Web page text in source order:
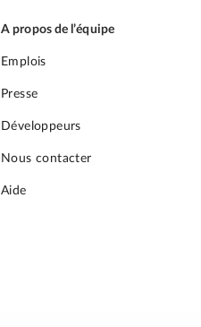
A propos de l’équipe
Emplois
Presse
Développeurs
Nous contacter
Aide